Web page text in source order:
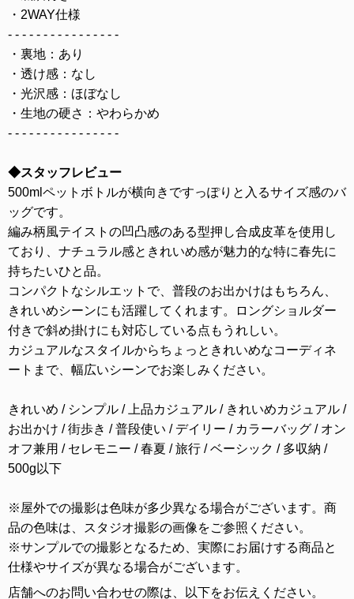
・2WAY仕様
- - - - - - - - - - - - - - - -
・裏地：あり
・透け感：なし
・光沢感：ほぼなし
・生地の硬さ：やわらかめ
- - - - - - - - - - - - - - - -
◆スタッフレビュー
500mlペットボトルが横向きですっぽりと入るサイズ感のバ
ッグです。
編み柄風テイストの凹凸感のある型押し合成皮革を使用し
ており、ナチュラル感ときれいめ感が魅力的な特に春先に
持ちたいひと品。
コンパクトなシルエットで、普段のお出かけはもちろん、
きれいめシーンにも活躍してくれます。ロングショルダー
付きで斜め掛けにも対応している点もうれしい。
カジュアルなスタイルからちょっときれいめなコーディネ
ートまで、幅広いシーンでお楽しみください。
きれいめ / シンプル / 上品カジュアル / きれいめカジュアル /
お出かけ / 街歩き / 普段使い / デイリー / カラーバッグ / オン
オフ兼用 / セレモニー / 春夏 / 旅行 / ベーシック / 多収納 /
500g以下
※屋外での撮影は色味が多少異なる場合がございます。商
品の色味は、スタジオ撮影の画像をご参照ください。
※サンプルでの撮影となるため、実際にお届けする商品と
仕様やサイズが異なる場合がございます。
店舗へのお問い合わせの際は、以下をお伝えください。